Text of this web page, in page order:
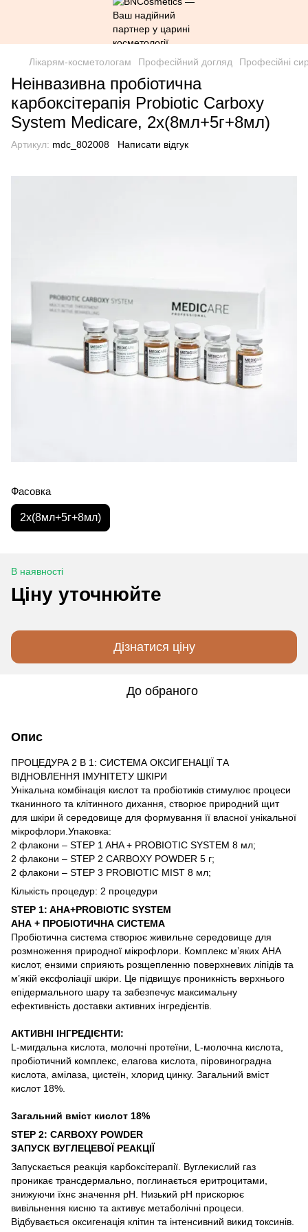
Лікарям-косметологам Професійний догляд Професійні
Неінвазивна пробіотична
карбоксітерапія Probiotic Carboxy
System Medicare, 2х(8мл+5г+8мл)
Артикул: mdc_802008 Написати відгук
Фасовка
2х(8мл+5г+8мл)
В наявності
Ціну уточнюйте
Дізнатися ціну
До обраного
Опис
ПРОЦЕДУРА 2 В 1: СИСТЕМА ОКСИГЕНАЦІЇ ТА
ВІДНОВЛЕННЯ ІМУНІТЕТУ ШКІРИ
Унікальна комбінація кислот та пробіотиків стимулює процеси
тканинного та клітинного дихання, створює природний щит
для шкіри й середовище для формування її власної унікальної
мікрофлори.Упаковка:
2 флакони – STEP 1 AHA + PROBIOTIC SYSTEM 8 мл;
2 флакони – STEP 2 CARBOXY POWDER 5 г;
2 флакони – STEP 3 PROBIOTIC MIST 8 мл;
Кількість процедур: 2 процедури
STEP 1: AHA+PROBIOTIC SYSTEM
АНА + ПРОБІОТИЧНА СИСТЕМА
Пробіотична система створює живильне середовище для
розмноження природної мікрофлори. Комплекс м’яких АНА
кислот, ензими сприяють розщепленню поверхневих ліпідів та
м’якій ексфоліації шкіри. Це підвищує проникність верхнього
епідермального шару та забезпечує максимальну
ефективність доставки активних інгредієнтів.
АКТИВНІ ІНГРЕДІЄНТИ:
L-мигдальна кислота, молочні протеїни, L-молочна кислота,
пробіотичний комплекс, елагова кислота, піровиноградна
кислота, амілаза, цистеїн, хлорид цинку. Загальний вміст
кислот 18%.
Загальний вміст кислот 18%
STEP 2: CARBOXY POWDER
ЗАПУСК ВУГЛЕЦЕВОЇ РЕАКЦІЇ
Запускається реакція карбоксітерапії. Вуглекислий газ
проникає трансдермально, поглинається еритроцитами,
знижуючи їхнє значення pH. Низький pH прискорює
вивільнення кисню та активує метаболічні процеси.
Відбувається оксигенація клітин та інтенсивний викид токсинів.